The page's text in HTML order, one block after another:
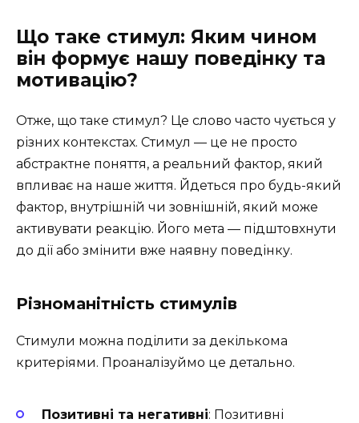
Що таке стимул: Яким чином
він формує нашу поведінку та
мотивацію?
Отже, що таке стимул? Це слово часто чується у
різних контекстах. Стимул — це не просто
абстрактне поняття, а реальний фактор, який
впливає на наше життя. Йдеться про будь-який
фактор, внутрішній чи зовнішній, який може
активувати реакцію. Його мета — підштовхнути
до дії або змінити вже наявну поведінку.
Різноманітність стимулів
Стимули можна поділити за декількома
критеріями. Проаналізуймо це детально.
Позитивні та негативні: Позитивні